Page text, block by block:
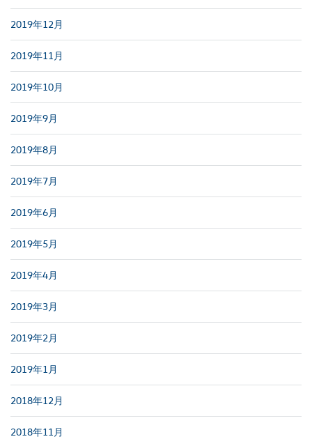
2019年12月
2019年11月
2019年10月
2019年9月
2019年8月
2019年7月
2019年6月
2019年5月
2019年4月
2019年3月
2019年2月
2019年1月
2018年12月
2018年11月